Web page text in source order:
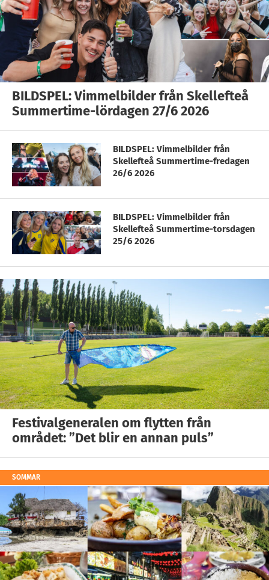
BILDSPEL: Vimmelbilder från Skellefteå
Summertime-lördagen 27/6 2026
BILDSPEL: Vimmelbilder från
Skellefteå Summertime-fredagen
26/6 2026
BILDSPEL: Vimmelbilder från
Skellefteå Summertime-torsdagen
25/6 2026
Festivalgeneralen om flytten från
området: ”Det blir en annan puls”
SOMMAR